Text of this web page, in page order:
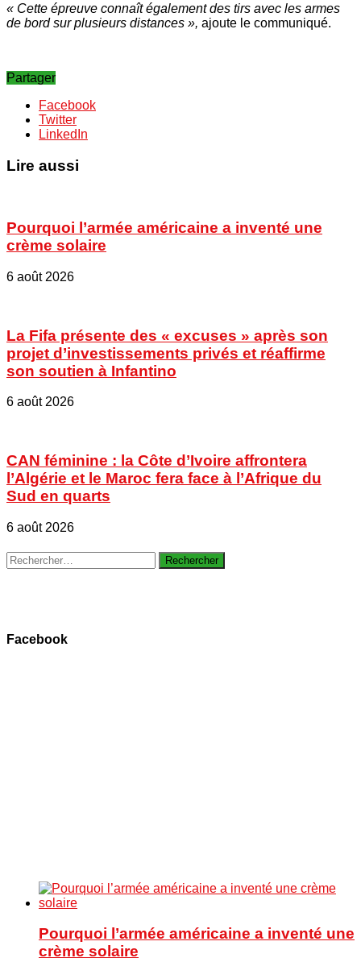
« Cette épreuve connaît également des tirs avec les armes
de bord sur plusieurs distances », ajoute le communiqué.
Partager
Facebook
Twitter
LinkedIn
Lire aussi
Pourquoi l’armée américaine a inventé une
crème solaire
6 août 2026
La Fifa présente des « excuses » après son
projet d’investissements privés et réaffirme
son soutien à Infantino
6 août 2026
CAN féminine : la Côte d’Ivoire affrontera
l’Algérie et le Maroc fera face à l’Afrique du
Sud en quarts
6 août 2026
Rechercher :
Facebook
Pourquoi l’armée américaine a inventé une
crème solaire